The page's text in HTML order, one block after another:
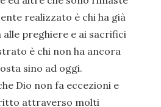
realizzato è chi ha già
preghiere e ai sacrifici
è chi non ha ancora
sino ad oggi.
Dio non fa eccezioni e
attraverso molti